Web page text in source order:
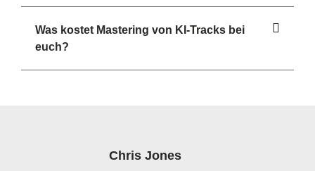
Was kostet Mastering von KI-Tracks bei
euch?
Chris Jones